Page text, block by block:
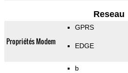
Reseau
Propriétés Modem
GPRS
EDGE
b